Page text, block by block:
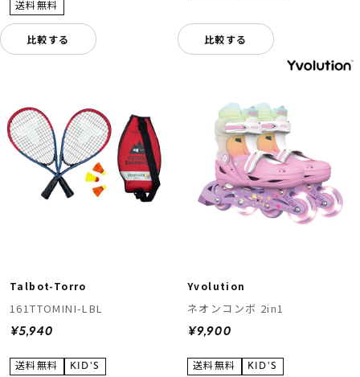
比較する 比較する
Talbot-Torro
161TTOMINI-LBL
¥5,940
Yvolution
ネオンコンボ 2in1
¥9,900